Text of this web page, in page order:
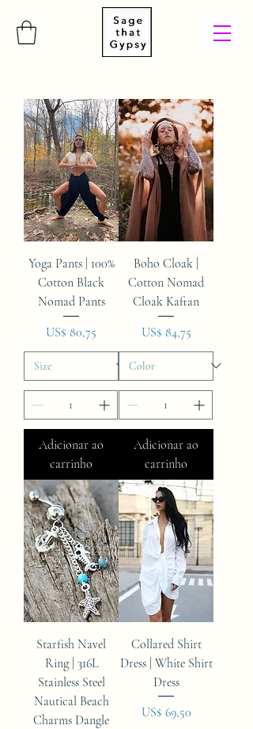
Yoga Pants | 100%
Cotton Black
Nomad Pants
Preço
US$ 80,75
Adicionar ao
carrinho
Boho Cloak |
Cotton Nomad
Cloak Kaftan
Preço
US$ 84,75
Adicionar ao
carrinho
Starfish Navel
Ring | 316L
Stainless Steel
Nautical Beach
Charms Dangle
Collared Shirt
Dress | White Shirt
Dress
Preço
US$ 69,50